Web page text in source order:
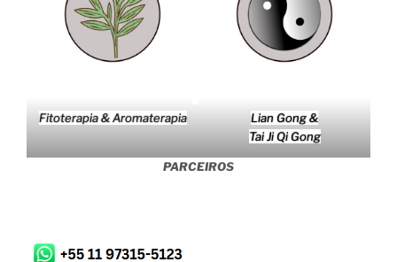
Fitoterapia & Aromaterapia
Lian Gong &
Tai Ji Qi Gong
PARCEIROS